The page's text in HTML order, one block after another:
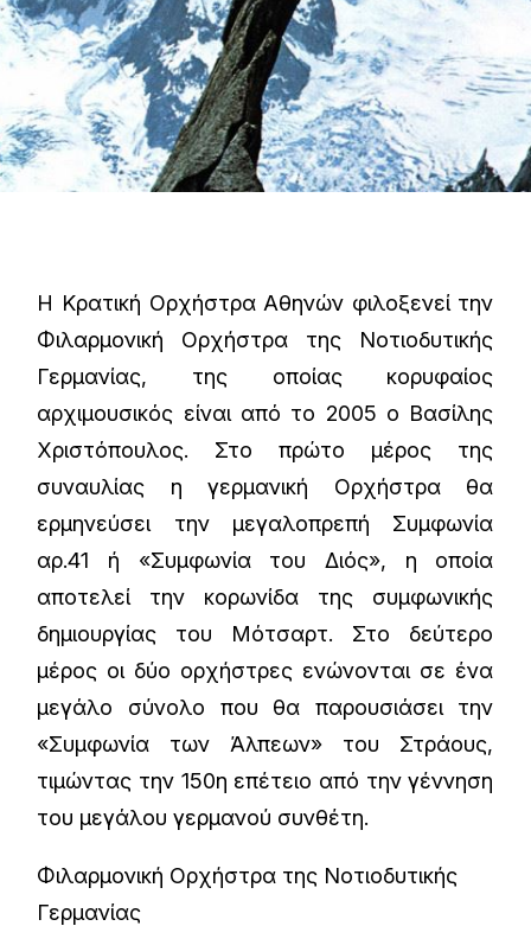
Η Κρατική Ορχήστρα Αθηνών φιλοξενεί την
Φιλαρμονική Ορχήστρα της Νοτιοδυτικής
Γερμανίας, της οποίας κορυφαίος
αρχιμουσικός είναι από το 2005 ο Βασίλης
Χριστόπουλος. Στο πρώτο μέρος της
συναυλίας η γερμανική Ορχήστρα θα
ερμηνεύσει την μεγαλοπρεπή Συμφωνία
αρ.41 ή «Συμφωνία του Διός», η οποία
αποτελεί την κορωνίδα της συμφωνικής
δημιουργίας του Μότσαρτ. Στο δεύτερο
μέρος οι δύο ορχήστρες ενώνονται σε ένα
μεγάλο σύνολο που θα παρουσιάσει την
«Συμφωνία των Άλπεων» του Στράους,
τιμώντας την 150η επέτειο από την γέννηση
του μεγάλου γερμανού συνθέτη.
Φιλαρμονική Ορχήστρα της Νοτιοδυτικής
Γερμανίας